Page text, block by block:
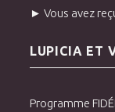
► Vous avez
LUPICIA ET
Programme